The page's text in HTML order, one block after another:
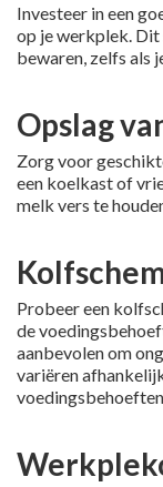
Investeer in een
op je werkplek.
bewaren, zelfs als
Opslag
Zorg voor
een koelkast of
melk vers te
Probeer een
de
aanbevolen om
variëren
voedingsbehoeften.